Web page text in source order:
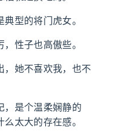
型的将门虎女。
性子也高傲些。
，她不喜欢我，也不
，是个温柔娴静的
太大的存在感。